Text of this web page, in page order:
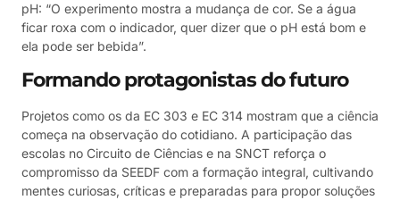
pH: “O experimento mostra a mudança de cor. Se a água
ficar roxa com o indicador, quer dizer que o pH está bom e
ela pode ser bebida”.
Formando protagonistas do futuro
Projetos como os da EC 303 e EC 314 mostram que a ciência
começa na observação do cotidiano. A participação das
escolas no Circuito de Ciências e na SNCT reforça o
compromisso da SEEDF com a formação integral, cultivando
mentes curiosas, críticas e preparadas para propor soluções